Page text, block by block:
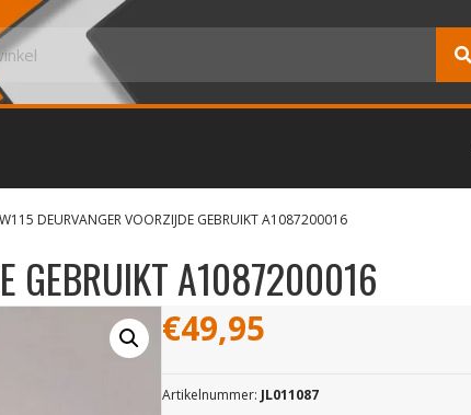
DEURVANGER VOORZIJDE GEBRUIKT A1087200016
GEBRUIKT A1087200016
€49,95
Artikelnummer: JL011087